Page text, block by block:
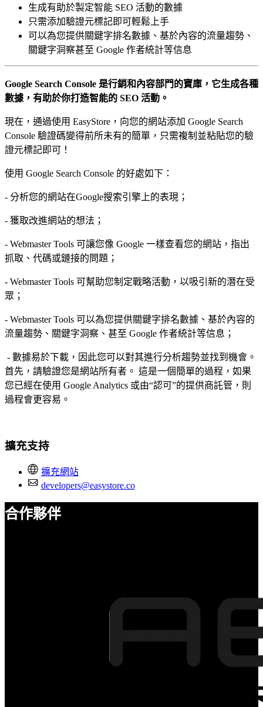
生成有助於製定智能 SEO 活動的數據
只需添加驗證元標記即可輕鬆上手
可以為您提供關鍵字排名數據、基於內容的流量趨勢、
關鍵字洞察甚至 Google 作者統計等信息
Google Search Console 是行銷和內容部門的寶庫，它生成各種
數據，有助於你打造智能的 SEO 活動。
現在，通過使用 EasyStore，向您的網站添加 Google Search
Console 驗證碼變得前所未有的簡單，只需複制並粘貼您的驗
證元標記即可！
使用 Google Search Console 的好處如下：
- 分析您的網站在Google搜索引擎上的表現；
- 獲取改進網站的想法；
- Webmaster Tools 可讓您像 Google 一樣查看您的網站，指出
抓取、代碼或鏈接的問題；
- Webmaster Tools 可幫助您制定戰略活動，以吸引新的潛在受
眾；
- Webmaster Tools 可以為您提供關鍵字排名數據、基於內容的
流量趨勢、關鍵字洞察、甚至 Google 作者統計等信息；
- 數據易於下載，因此您可以對其進行分析趨勢並找到機會。
首先，請驗證您是網站所有者。 這是一個簡單的過程，如果
您已經在使用 Google Analytics 或由“認可”的提供商託管，則
過程會更容易。
擴充支持
擴充網站
developers@easystore.co
合作夥伴